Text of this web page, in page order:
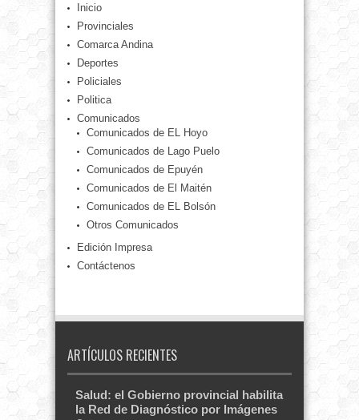
Inicio
Provinciales
Comarca Andina
Deportes
Policiales
Politica
Comunicados
Comunicados de EL Hoyo
Comunicados de Lago Puelo
Comunicados de Epuyén
Comunicados de El Maitén
Comunicados de EL Bolsón
Otros Comunicados
Edición Impresa
Contáctenos
ARTÍCULOS RECIENTES
Salud: el Gobierno provincial habilita
la Red de Diagnóstico por Imágenes